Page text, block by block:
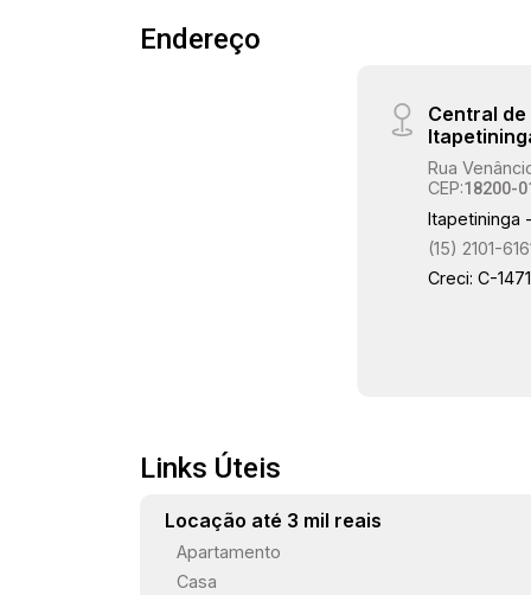
Endereço
Central
Rua
CEP:18200-
Itapetininga
(15) 2101-
Creci: C-
Links Úteis
Locação até 3 mil reais
Apartamento
Casa